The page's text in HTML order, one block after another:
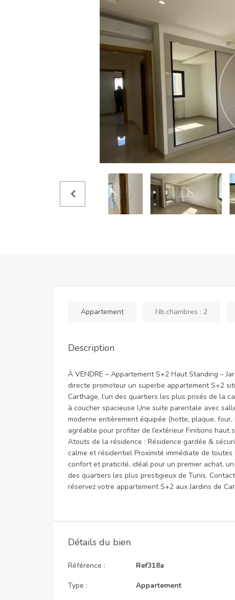
Appartement Nb.chambres : 2
Description
À VENDRE – Appartement S+2 Haut Standing –
directe promoteur un superbe appartement S+2
Carthage, l’un des quartiers les plus prisés de la
à coucher spacieuse Une suite parentale avec
moderne entièrement équipée (hotte, plaque,
agréable pour profiter de l’extérieur Finitions
Atouts de la résidence : Résidence gardée &
calme et résidentiel Proximité immédiate de
confort et praticité, idéal pour un premier achat,
des quartiers les plus prestigieux de Tunis.
réservez votre appartement S+2 aux Jardins de
Détails du bien
Référence :
Type :
Ref318a
Appartement